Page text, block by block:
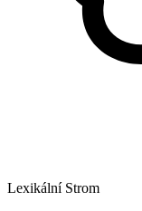
Lexikální Strom